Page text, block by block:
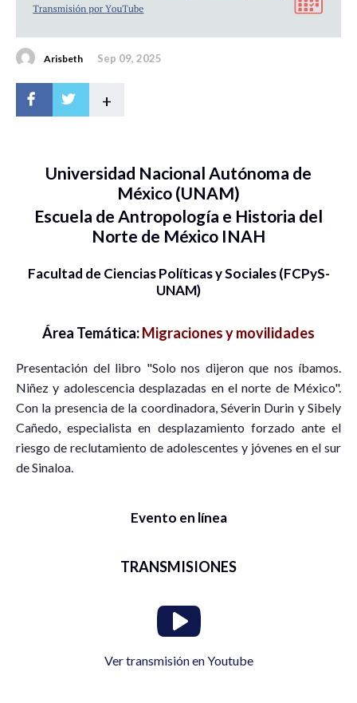
Arisbeth Sep 09, 2025
+
Universidad Nacional Autónoma de
México (UNAM)
Escuela de Antropología e Historia del
Norte de México INAH
Facultad de Ciencias Políticas y Sociales (FCPyS-
UNAM)
Área Temática:Migraciones y movilidades
Presentación del libro "Solo nos dijeron que nos íbamos.
Niñez y adolescencia desplazadas en el norte de México".
Con la presencia de la coordinadora, Séverin Durin y Sibely
Cañedo, especialista en desplazamiento forzado ante el
riesgo de reclutamiento de adolescentes y jóvenes en el sur
de Sinaloa.
Evento en línea
TRANSMISIONES
Ver transmisión en Youtube